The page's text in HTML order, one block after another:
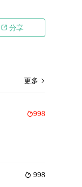
 分享
更多 
998
 998